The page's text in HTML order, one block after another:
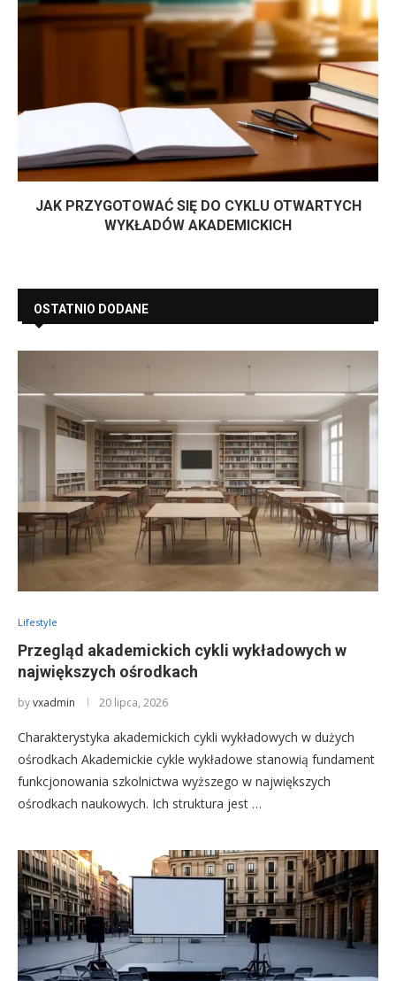
JAK PRZYGOTOWAĆ SIĘ DO CYKLU OTWARTYCH
WYKŁADÓW AKADEMICKICH
OSTATNIO DODANE
Lifestyle
Przegląd akademickich cykli wykładowych w
największych ośrodkach
byvxadmin 20 lipca, 2026
Charakterystyka akademickich cykli wykładowych w dużych
ośrodkach Akademickie cykle wykładowe stanowią fundament
funkcjonowania szkolnictwa wyższego w największych
ośrodkach naukowych. Ich struktura jest …